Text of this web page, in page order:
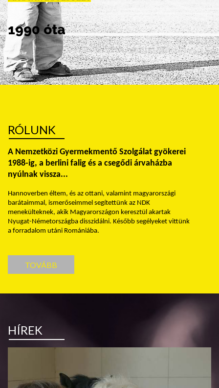
1990 óta
RÓLUNK
A Nemzetközi Gyermekmentő Szolgálat gyökerei
1988-ig, a berlini falig és a csegődi árvaházba
nyúlnak vissza...
Hannoverben éltem, és az ottani, valamint magyarországi
barátaimmal, ismerőseimmel segítettünk az NDK
menekülteknek, akik Magyarországon keresztül akartak
Nyugat-Németországba disszidálni. Később segélyeket vittünk
a forradalom utáni Romániába.
TOVÁBB
HÍREK